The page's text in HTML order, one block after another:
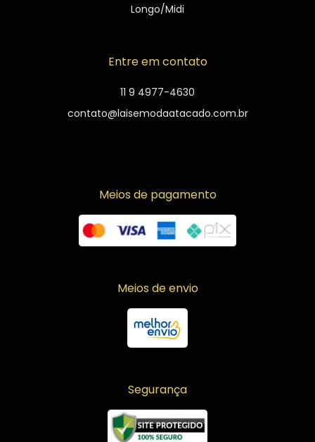
Longo/Midi
Entre em contato
11 9 4977-4630
contato@laisemodaatacado.com.br
Meios de pagamento
Meios de envio
Segurança